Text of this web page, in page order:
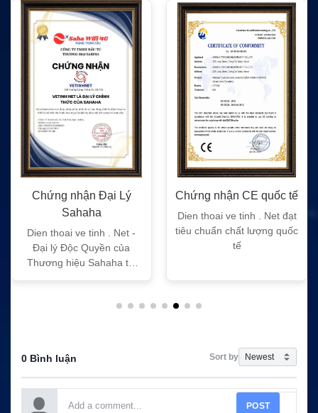
Chứng nhận Đại Lý
Sahaha
Dien thoai ve tinh . Net -
Đại lý Độc Quyền của
Thương hiệu Sahaha tại
Chứng nhận CE quốc tế
Dien thoai ve tinh . Net đạt
tiêu chuẩn chất lượng quốc
tế
0 Bình luận Sort by
POST